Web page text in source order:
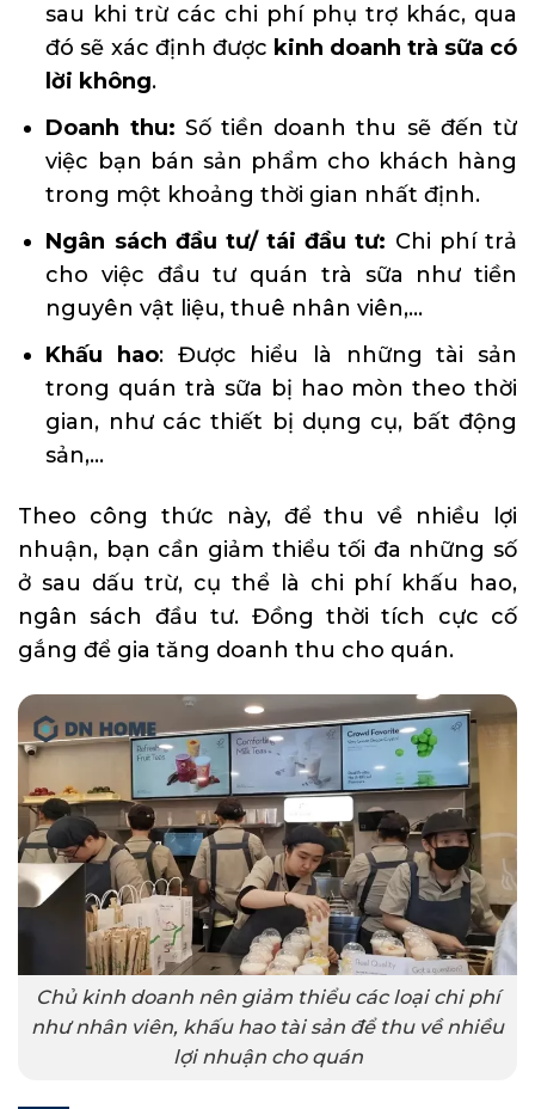
sau khi trừ các chi phí phụ trợ khác, qua
đó sẽ xác định được kinh doanh trà sữa có
lời không.
Doanh thu: Số tiền doanh thu sẽ đến từ
việc bạn bán sản phẩm cho khách hàng
trong một khoảng thời gian nhất định.
Ngân sách đầu tư/ tái đầu tư: Chi phí trả
cho việc đầu tư quán trà sữa như tiền
nguyên vật liệu, thuê nhân viên,…
Khấu hao: Được hiểu là những tài sản
trong quán trà sữa bị hao mòn theo thời
gian, như các thiết bị dụng cụ, bất động
sản,…
Theo công thức này, để thu về nhiều lợi
nhuận, bạn cần giảm thiểu tối đa những số
ở sau dấu trừ, cụ thể là chi phí khấu hao,
ngân sách đầu tư. Đồng thời tích cực cố
gắng để gia tăng doanh thu cho quán.
Chủ kinh doanh nên giảm thiểu các loại chi phí
như nhân viên, khấu hao tài sản để thu về nhiều
lợi nhuận cho quán